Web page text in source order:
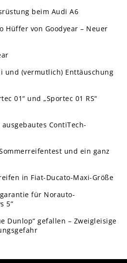
beim Audi A6
Hüffer von Goodyear – Neuer
und (vermutlich) Enttäuschung
01“ und „Sportec 01 RS“
ContiTech-
und ein ganz
in Fiat-Ducato-Maxi-Größe
für Norauto-
5”
Dunlop“ gefallen – Zweigleisige